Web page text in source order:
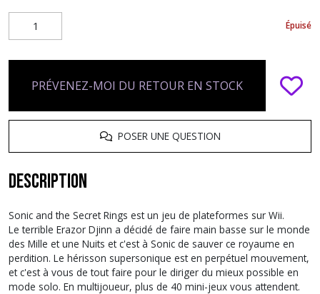
Épuisé
PRÉVENEZ-MOI DU RETOUR EN STOCK
POSER UNE QUESTION
Description
Sonic and the Secret Rings est un jeu de plateformes sur Wii.
Le terrible Erazor Djinn a décidé de faire main basse sur le monde
des Mille et une Nuits et c'est à Sonic de sauver ce royaume en
perdition. Le hérisson supersonique est en perpétuel mouvement,
et c'est à vous de tout faire pour le diriger du mieux possible en
mode solo. En multijoueur, plus de 40 mini-jeux vous attendent.